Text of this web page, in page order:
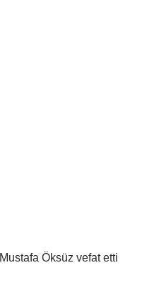
Mustafa Öksüz vefat etti